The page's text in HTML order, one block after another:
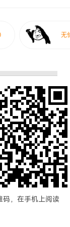
码，在手机上阅读